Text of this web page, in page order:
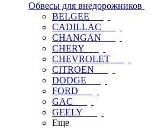
Обвесы для внедорожников
BELGEE
CADILLAC
CHANGAN
CHERY
CHEVROLET
CITROEN
DODGE
FORD
GAC
GEELY
Еще